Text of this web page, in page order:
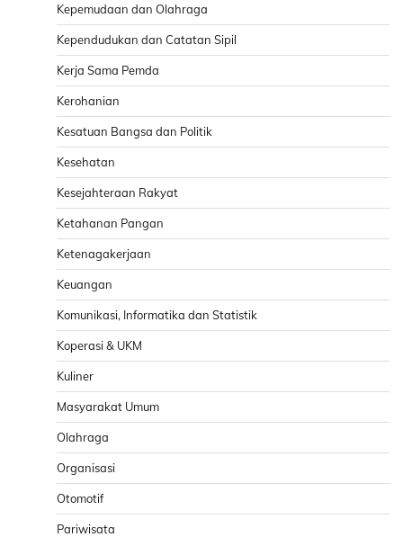
Kepemudaan dan Olahraga
Kependudukan dan Catatan Sipil
Kerja Sama Pemda
Kerohanian
Kesatuan Bangsa dan Politik
Kesehatan
Kesejahteraan Rakyat
Ketahanan Pangan
Ketenagakerjaan
Keuangan
Komunikasi, Informatika dan Statistik
Koperasi & UKM
Kuliner
Masyarakat Umum
Olahraga
Organisasi
Otomotif
Pariwisata